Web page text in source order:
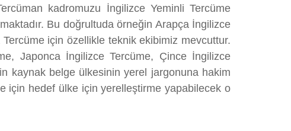
kadromuzu İngilizce Yeminli Tercüme
Bu doğrultuda örneğin Arapça İngilizce
için özellikle teknik ekibimiz mevcuttur.
Japonca İngilizce Tercüme, Çince İngilizce
kaynak belge ülkesinin yerel jargonuna hakim
için hedef ülke için yerelleştirme yapabilecek o